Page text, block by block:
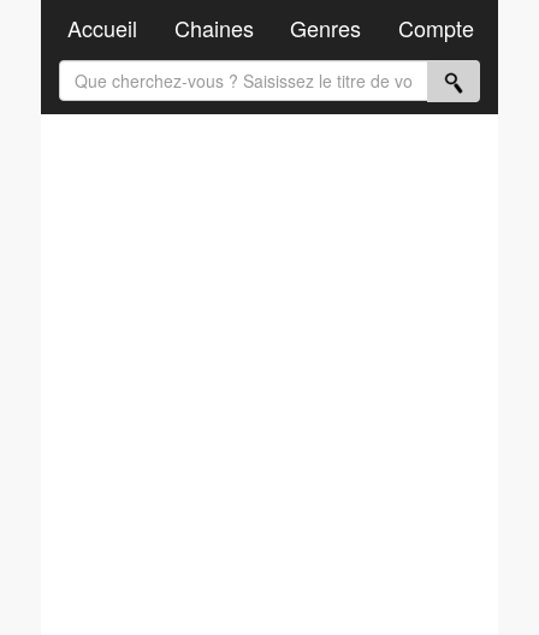
Accueil Chaines Genres Compte